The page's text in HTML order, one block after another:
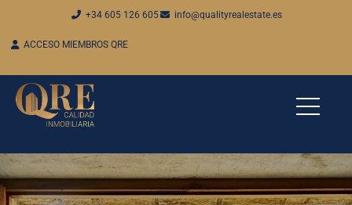
+34 605 126 605 info@qualityrealestate.es
ACCESO MIEMBROS QRE